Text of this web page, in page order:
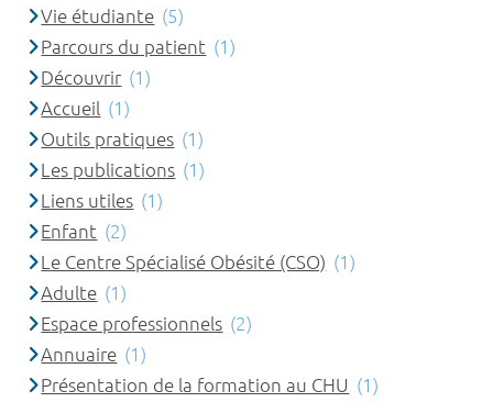
Vie étudiante (5)
Parcours du patient (1)
Découvrir (1)
Accueil (1)
Outils pratiques (1)
Les publications (1)
Liens utiles (1)
Enfant (2)
Le Centre Spécialisé Obésité (CSO) (1)
Adulte (1)
Espace professionnels (2)
Annuaire (1)
Présentation de la formation au CHU (1)